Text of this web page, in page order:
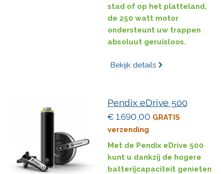
stad of op het platteland,
de 250 watt motor
ondersteunt uw trappen
absoluut geruisloos.
Bekijk details
Pendix eDrive 500
€ 1.690,00 GRATIS
verzending
Met de Pendix eDrive 500
kunt u dankzij de hogere
batterijcapaciteit genieten